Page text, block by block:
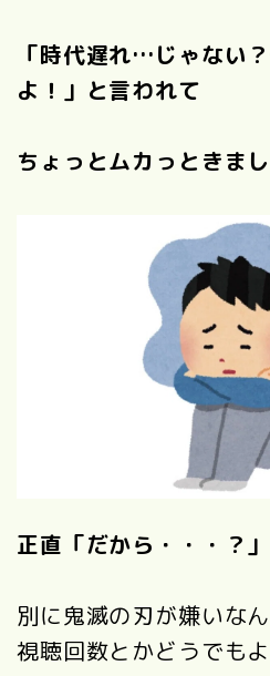
「時代遅れ…じゃない
よ！」と言われて
ちょっとムカっときまし
正直「だから・・・？
別に鬼滅の刃が嫌いな
視聴回数とかどうでもよ